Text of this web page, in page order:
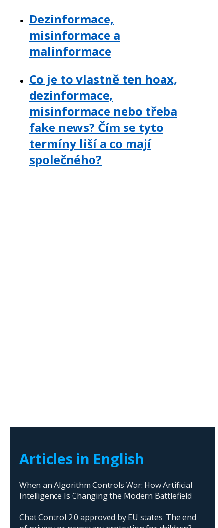
Dezinformace,
misinformace a
malinformace
Co je to vlastně ten hoax,
dezinformace,
misinformace nebo třeba
fake news? Čím se tyto
termíny liší a co mají
společného?
Articles in English
When an Algorithm Controls War: How Artificial
Intelligence Is Changing the Modern Battlefield
Chat Control 2.0 approved by EU states: The end